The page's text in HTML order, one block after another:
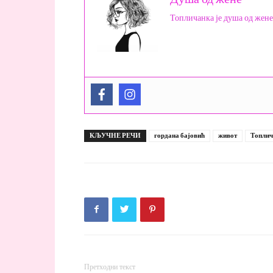
Топличанка је душа од
КЉУЧНЕ РЕЧИ гордана бајовић живот
Претходни текст